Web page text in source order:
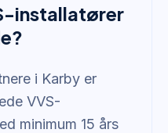
installatører
i Karby er
VVS-
minimum 15 års